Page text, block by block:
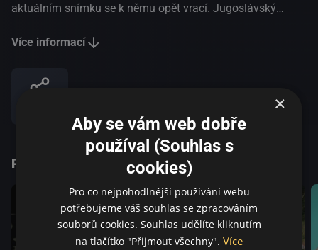
aktuálním snímku se k němu opět vrací. Jugoslávský
rodné vesnice, kde zanechal ženu a dítě. Komunismus
také mladou snoubenku. Musí se však nejprve vyrovnat s
minulostí a teprve pak začít nový život. Netuší, že mu plány
naruší občanská válka. Kdo se chce zachránit, musí utéct.
Divko byl ale na útěku už dvacet let. Film vyniká
atmosférou postkomunistické doby ve vesnici, kde žijí
příslušníci starého i nového režimu.(Febiofest)
Více informací
Podobné tituly
×
Aby se vám web dobře
používal (Souhlas s
cookies)
Pro co nejpohodlnější používání webu
potřebujeme váš souhlas se zpracováním
souborů cookies. Souhlas udělíte kliknutím
na tlačítko "Přijmout všechny". Více